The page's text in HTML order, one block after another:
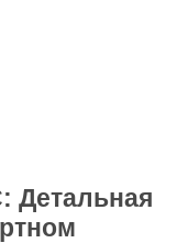
Детальная